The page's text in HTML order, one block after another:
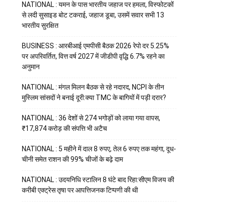
NATIONAL : यमन के पास भारतीय जहाज पर हमला, विस्फोटकों
से लदी सुसाइड बोट टकराई, जहाज डूबा, उसमें सवार सभी 13
भारतीय सुरक्षित
BUSINESS : आरबीआई एमपीसी बैठक 2026 रेपो दर 5.25%
पर अपरिवर्तित, वित्त वर्ष 2027 में जीडीपी वृद्धि 6.7% रहने का
अनुमान
NATIONAL : मंगल मिलन बैठक से रहे नदारद, NCPI के तीन
मुस्लिम सांसदों ने बनाई दूरी:क्या TMC के बागियों में पड़ी दरार?
NATIONAL : 36 देशों से 274 भगोड़ों को लाया गया वापस,
₹17,874 करोड़ की संपत्ति भी अटैच
NATIONAL : 5 महीने में दाल 8 रुपए, तेल 6 रुपए तक महंगा, दूध-
चीनी समेत राशन की 99% चीजों के बढ़े दाम
NATIONAL : उदयनिधि स्टालिन 8 घंटे बाद रिहा:सीएम विजय की
करीबी एक्ट्रेस तृषा पर आपत्तिजनक टिप्पणी की थी